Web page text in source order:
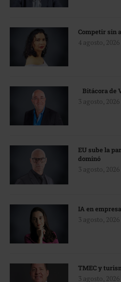
Competir sin
4 agosto, 2026
Bitácora de
3 agosto, 2026
EU sube la
dominó
3 agosto, 2026
IA en
3 agosto, 2026
TMEC y
3 agosto, 2026